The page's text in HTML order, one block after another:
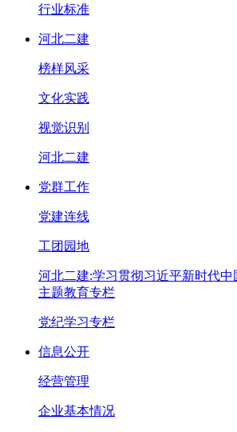
行业标准
河北二建
榜样风采
文化实践
视觉识别
河北二建
党群工作
党建连线
工团园地
河北二建:学习贯彻习近平新时代
主题教育专栏
党纪学习专栏
信息公开
经营管理
企业基本情况